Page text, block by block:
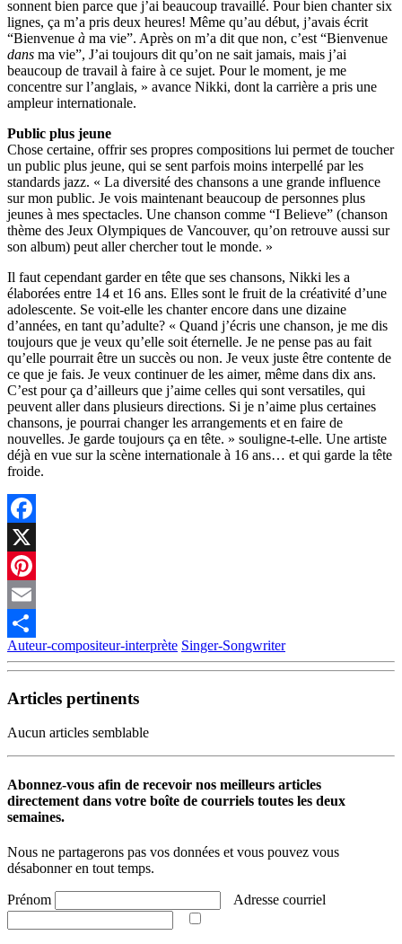
sonnent bien parce que j’ai beaucoup travaillé. Pour bien chanter six
lignes, ça m’a pris deux heures! Même qu’au début, j’avais écrit
“Bienvenue à ma vie”. Après on m’a dit que non, c’est “Bienvenue
dans ma vie”, J’ai toujours dit qu’on ne sait jamais, mais j’ai
beaucoup de travail à faire à ce sujet. Pour le moment, je me
concentre sur l’anglais, » avance Nikki, dont la carrière a pris une
ampleur internationale.
Public plus jeune
Chose certaine, offrir ses propres compositions lui permet de toucher
un public plus jeune, qui se sent parfois moins interpellé par les
standards jazz. « La diversité des chansons a une grande influence
sur mon public. Je vois maintenant beaucoup de personnes plus
jeunes à mes spectacles. Une chanson comme “I Believe” (chanson
thème des Jeux Olympiques de Vancouver, qu’on retrouve aussi sur
son album) peut aller chercher tout le monde. »
Il faut cependant garder en tête que ses chansons, Nikki les a
élaborées entre 14 et 16 ans. Elles sont le fruit de la créativité d’une
adolescente. Se voit-elle les chanter encore dans une dizaine
d’années, en tant qu’adulte? « Quand j’écris une chanson, je me dis
toujours que je veux qu’elle soit éternelle. Je ne pense pas au fait
qu’elle pourrait être un succès ou non. Je veux juste être contente de
ce que je fais. Je veux continuer de les aimer, même dans dix ans.
C’est pour ça d’ailleurs que j’aime celles qui sont versatiles, qui
peuvent aller dans plusieurs directions. Si je n’aime plus certaines
chansons, je pourrai changer les arrangements et en faire de
nouvelles. Je garde toujours ça en tête. » souligne-t-elle. Une artiste
déjà en vue sur la scène internationale à 16 ans… et qui garde la tête
froide.
Facebook
X
Pinterest
Email
Partager
Auteur-compositeur-interprète Singer-Songwriter
Articles pertinents
Aucun articles semblable
Abonnez-vous afin de recevoir nos meilleurs articles
directement dans votre boîte de courriels toutes les deux
semaines.
Nous ne partagerons pas vos données et vous pouvez vous
désabonner en tout temps.
Prénom Adresse courriel